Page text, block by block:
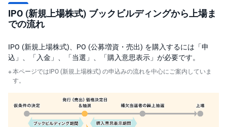
外
国
株
式
資
信
託
券
IPO (新規上場株式) ブックビルディングから上場ま
での流れ
IPO (新規上場株式)、PO (公募増資・売出) を購入するには「申
込」、「入金」、「当選」、「購入意思表示」が必要です。
本ページではIPO (新規上場株式) の申込みの流れを中心にご案内していま
す。